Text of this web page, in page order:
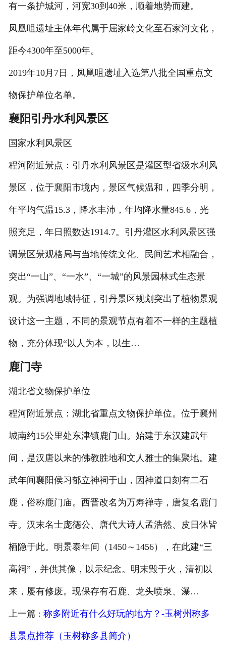
有一条护城河，河宽30到40米，顺着地势而建。
凤凰咀遗址主体年代属于屈家岭文化至石家河文化，
距今4300年至5000年。
2019年10月7日，凤凰咀遗址入选第八批全国重点文
物保护单位名单。
襄阳引丹水利风景区
国家水利风景区
程河附近景点：引丹水利风景区是灌区型省级水利风
景区，位于襄阳市境内，景区气候温和，四季分明，
年平均气温15.3，降水丰沛，年均降水量845.6，光
照充足，年日照数达1914.7。引丹灌区水利风景区强
调景区景观格局与当地传统文化、民间艺术相融合，
突出“一山”、“一水”、“一城”的风景园林式生态景
观。为强调地域特征，引丹景区规划突出了植物景观
设计这一主题，不同的景观节点有着不一样的主题植
物，充分体现“以人为本，以生…
鹿门寺
湖北省文物保护单位
程河附近景点：湖北省重点文物保护单位。位于襄州
城南约15公里处东津镇鹿门山。始建于东汉建武年
间，是汉唐以来的佛教胜地和文人雅士的集聚地。建
武年间襄阳侯习郁立神祠于山，因神道口刻有二石
鹿，俗称鹿门庙。西晋改名为万寿禅寺，唐复名鹿门
寺。汉末名士庞德公、唐代大诗人孟浩然、皮日休皆
栖隐于此。明景泰年间（1450～1456），在此建“三
高祠”，并供其像，以示纪念。明末毁于火，清初以
来，屡有修废。现保存有石鹿、龙头喷泉、瀑…
上一篇 : 称多附近有什么好玩的地方？-玉树州称多
县景点推荐（玉树称多县简介）